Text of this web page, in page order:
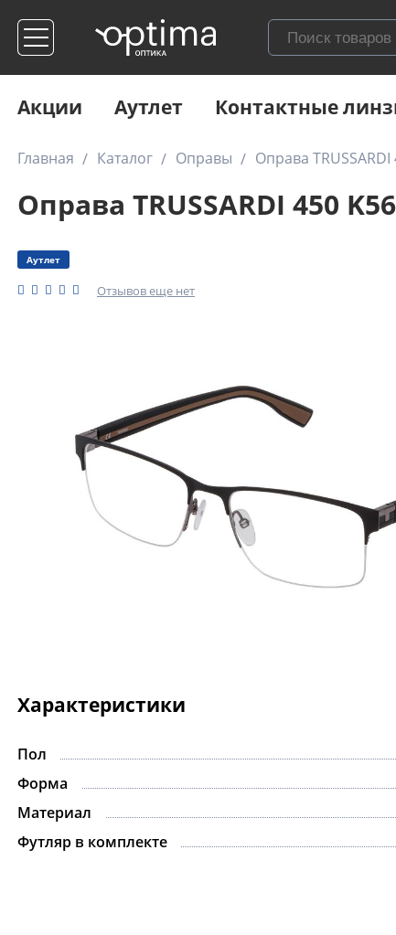
Акции Аутлет Контактные
Главная Каталог Оправы Оправа TRUSSARDI
Оправа TRUSSARDI 450 K56
Аутлет
Отзывов еще нет
Характеристики
Пол
Форма
Материал
Футляр в комплекте